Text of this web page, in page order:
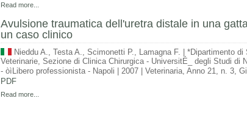
Read more...
Avulsione traumatica dell'uretra distale in una
un caso clinico
Nieddu A., Testa A., Scimonetti P., Lamagna F.
*Dipartimento di
Veterinarie, Sezione di Clinica Chirurgica - UniversitÉ_ degli Studi di
- òìLibero professionista - Napoli
2007 Veterinaria, Anno 21, n. 3,
PDF
Read more...